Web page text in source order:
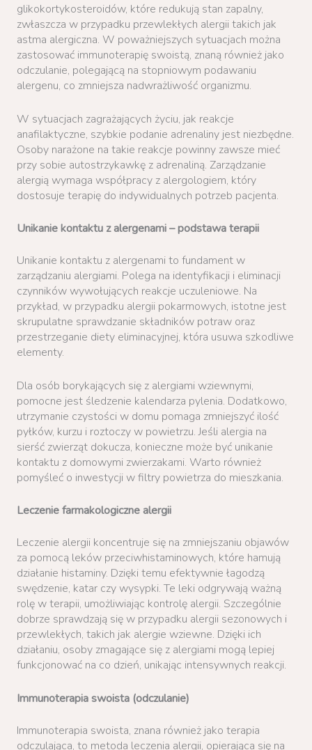
glikokortykosteroidów, które redukują stan zapalny,
zwłaszcza w przypadku przewlekłych alergii takich jak
astma alergiczna. W poważniejszych sytuacjach można
zastosować immunoterapię swoistą, znaną również jako
odczulanie, polegającą na stopniowym podawaniu
alergenu, co zmniejsza nadwrażliwość organizmu.
W sytuacjach zagrażających życiu, jak reakcje
anafilaktyczne, szybkie podanie adrenaliny jest niezbędne.
Osoby narażone na takie reakcje powinny zawsze mieć
przy sobie autostrzykawkę z adrenaliną. Zarządzanie
alergią wymaga współpracy z alergologiem, który
dostosuje terapię do indywidualnych potrzeb pacjenta.
Unikanie kontaktu z alergenami – podstawa terapii
Unikanie kontaktu z alergenami to fundament w
zarządzaniu alergiami. Polega na identyfikacji i eliminacji
czynników wywołujących reakcje uczuleniowe. Na
przykład, w przypadku alergii pokarmowych, istotne jest
skrupulatne sprawdzanie składników potraw oraz
przestrzeganie diety eliminacyjnej, która usuwa szkodliwe
elementy.
Dla osób borykających się z alergiami wziewnymi,
pomocne jest śledzenie kalendarza pylenia. Dodatkowo,
utrzymanie czystości w domu pomaga zmniejszyć ilość
pyłków, kurzu i roztoczy w powietrzu. Jeśli alergia na
sierść zwierząt dokucza, konieczne może być unikanie
kontaktu z domowymi zwierzakami. Warto również
pomyśleć o inwestycji w filtry powietrza do mieszkania.
Leczenie farmakologiczne alergii
Leczenie alergii koncentruje się na zmniejszaniu objawów
za pomocą leków przeciwhistaminowych, które hamują
działanie histaminy. Dzięki temu efektywnie łagodzą
swędzenie, katar czy wysypki. Te leki odgrywają ważną
rolę w terapii, umożliwiając kontrolę alergii. Szczególnie
dobrze sprawdzają się w przypadku alergii sezonowych i
przewlekłych, takich jak alergie wziewne. Dzięki ich
działaniu, osoby zmagające się z alergiami mogą lepiej
funkcjonować na co dzień, unikając intensywnych reakcji.
Immunoterapia swoista (odczulanie)
Immunoterapia swoista, znana również jako terapia
odczulająca, to metoda leczenia alergii, opierająca się na